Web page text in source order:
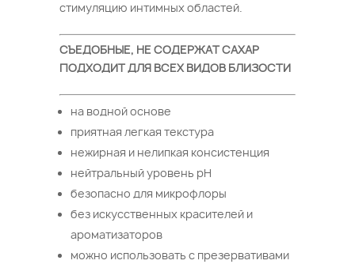
стимуляцию интимных областей.
СЪЕДОБНЫЕ, НЕ СОДЕРЖАТ САХАР
ПОДХОДИТ ДЛЯ ВСЕХ ВИДОВ БЛИЗОСТИ
на водной основе
приятная легкая текстура
нежирная и нелипкая консистенция
нейтральный уровень рН
безопасно для микрофлоры
без искусственных красителей и
ароматизаторов
можно использовать с презервативами